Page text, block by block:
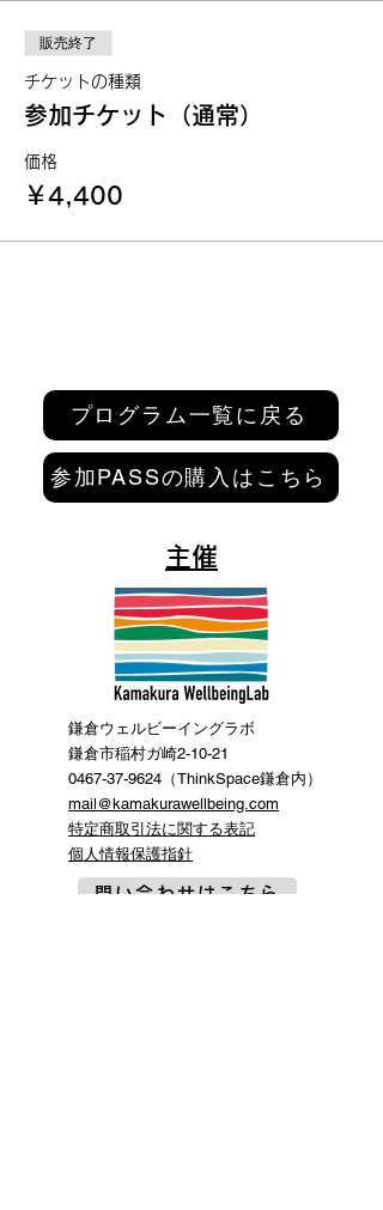
販売終了
チケットの種類
参加チケット（通常）
価格
￥4,400
プログラム一覧に戻る
参加PASSの購入はこちら
主催
鎌倉ウェルビーイングラボ
鎌倉市稲村ガ崎2-10-21
0467-37-9624（ThinkSpace鎌倉内）
mail@kamakurawellbeing.com
特定商取引法に関する表記
​個人情報保護指針
問い合わせはこちら